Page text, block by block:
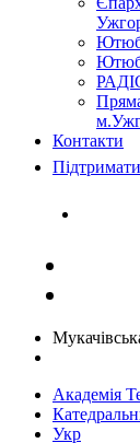
Ютюб
Контакти
Академія
Укр